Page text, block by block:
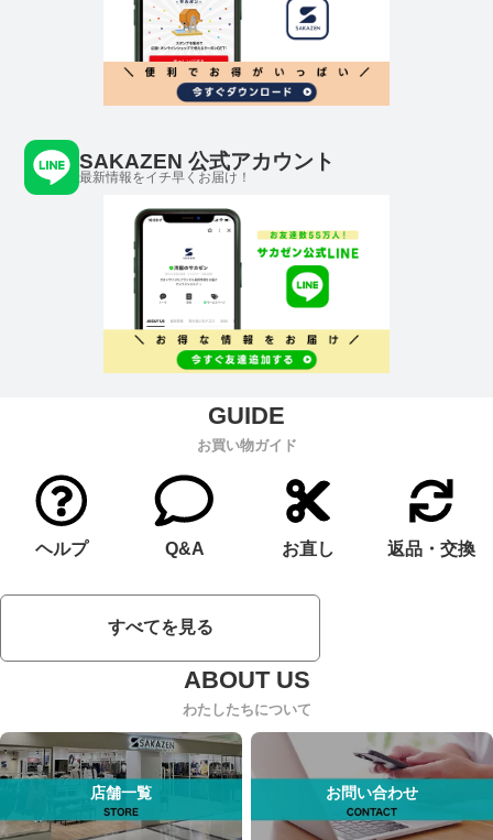
SAKAZEN 公式アカウント
最新情報をイチ早くお届け！
お買い物ガイド
ヘルプ Q&A お直し 返品・交換
すべてを見る
わたしたちについて
店舗一覧 お問い合わせ